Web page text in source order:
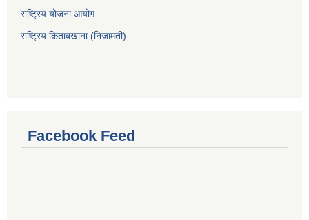
राष्ट्रिय योजना आयोग
राष्ट्रिय किताबखाना (निजामती)
Facebook Feed